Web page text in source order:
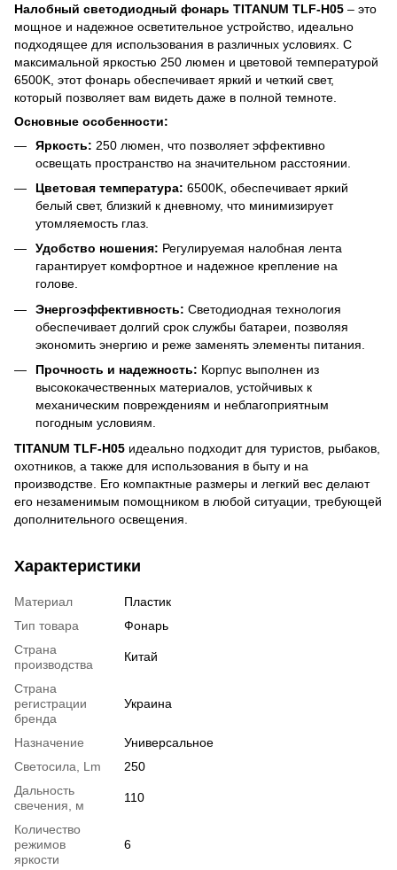
Налобный светодиодный фонарь TITANUM TLF-H05 – это
мощное и надежное осветительное устройство, идеально
подходящее для использования в различных условиях. С
максимальной яркостью 250 люмен и цветовой температурой
6500K, этот фонарь обеспечивает яркий и четкий свет,
который позволяет вам видеть даже в полной темноте.
Основные особенности:
Яркость: 250 люмен, что позволяет эффективно
освещать пространство на значительном расстоянии.
Цветовая температура: 6500K, обеспечивает яркий
белый свет, близкий к дневному, что минимизирует
утомляемость глаз.
Удобство ношения: Регулируемая налобная лента
гарантирует комфортное и надежное крепление на
голове.
Энергоэффективность: Светодиодная технология
обеспечивает долгий срок службы батареи, позволяя
экономить энергию и реже заменять элементы питания.
Прочность и надежность: Корпус выполнен из
высококачественных материалов, устойчивых к
механическим повреждениям и неблагоприятным
погодным условиям.
TITANUM TLF-H05 идеально подходит для туристов, рыбаков,
охотников, а также для использования в быту и на
производстве. Его компактные размеры и легкий вес делают
его незаменимым помощником в любой ситуации, требующей
дополнительного освещения.
Характеристики
Материал
Пластик
Тип товара
Фонарь
Страна
производства
Китай
Страна
регистрации
бренда
Украина
Назначение
Универсальное
Светосила, Lm
250
Дальность
свечения, м
110
Количество
режимов
яркости
6